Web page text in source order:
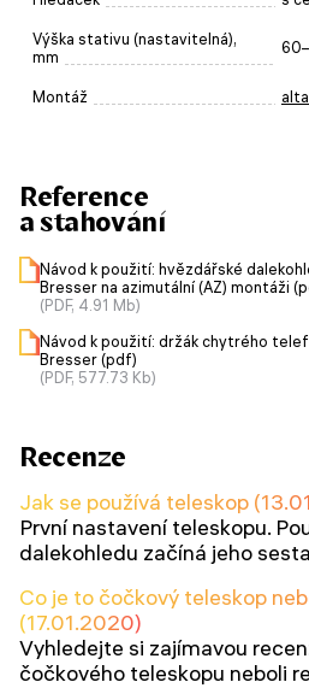
Výška stativu (nastavitelná),
mm
Montáž
Reference
a stahování
Návod k použití: hvězdářské
Bresser na azimutální (AZ) montáži
(PDF, 4.91 Mb)
Návod k použití: držák chytrého
Bresser (pdf)
(PDF, 577.73 Kb)
Recenze
Jak se používá teleskop
První nastavení teleskopu.
dalekohledu začíná jeho
Co je to čočkový teleskop
(17.01.2020)
Vyhledejte si zajímavou
čočkového teleskopu neboli